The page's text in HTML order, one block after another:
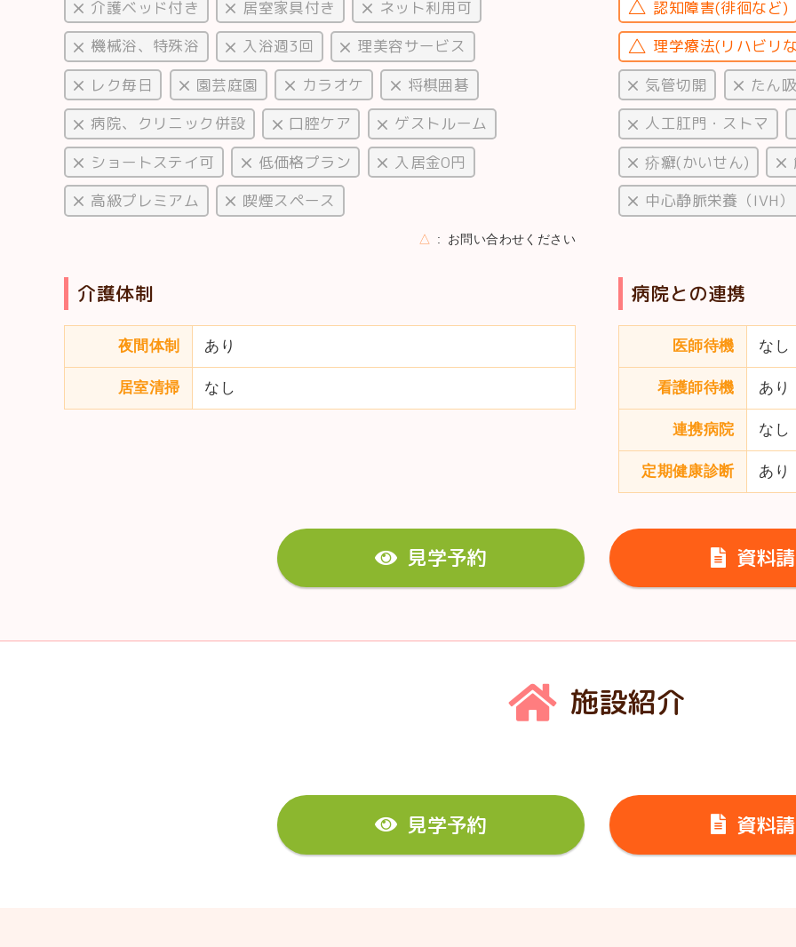
介護ベッド付き
居室家具付き
ネット利用可
機械浴、特殊浴
入浴週3回
理美容サービス
レク毎日
園芸庭園 カラオケ
将棋囲碁
病院、クリニック併設
口腔ケア
ゲストルーム
ショートステイ可
低価格プラン
入居金0円
高級プレミアム
喫煙スペース
△ お問い合わせください
認知障害(徘徊など)
理学療法(リハビリ
気管切開
たん
人工肛門・ストマ
疥癬(かいせん)
中心静脈栄養（IVH）
介護体制
夜間体制 あり
居室清掃 なし
病院との連携
医師待機 なし
看護師待機 あり
連携病院 なし
定期健康診断 あり
見学予約 資料
施設紹介
見学予約 資料